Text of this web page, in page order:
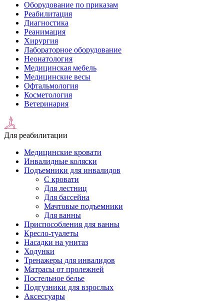
Оборудование по приказам
Реабилитация
Диагностика
Реанимация
Хирургия
Лабораторное оборудование
Неонатология
Медицинская мебель
Медицинские весы
Офтальмология
Косметология
Ветеринария
Для реабилитации
Медицинские кровати
Инвалидные коляски
Подъемники для инвалидов
С кровати
Для лестниц
Для бассейна
Мачтовые подъемники
Для ванны
Приспособления для ванны
Кресло-туалеты
Насадки на унитаз
Ходунки
Тренажеры для инвалидов
Матрасы от пролежней
Постельное белье
Подгузники для взрослых
Аксессуары